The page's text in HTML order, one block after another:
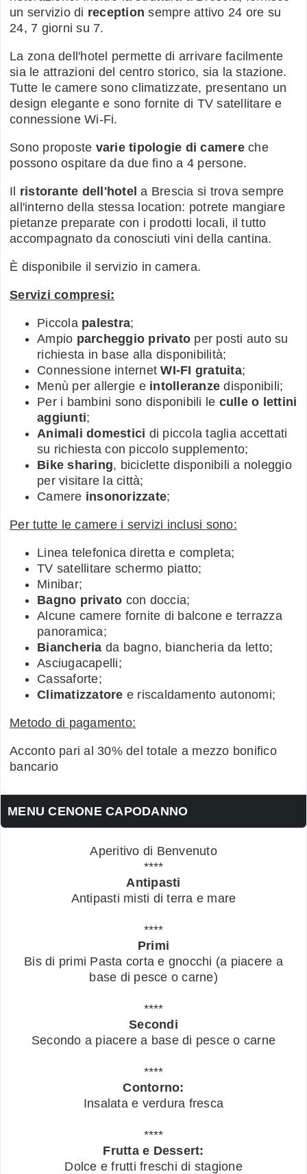
un servizio di reception sempre attivo 24 ore su
24, 7 giorni su 7.
La zona dell'hotel permette di arrivare facilmente
sia le attrazioni del centro storico, sia la stazione.
Tutte le camere sono climatizzate, presentano un
design elegante e sono fornite di TV satellitare e
connessione Wi-Fi.
Sono proposte varie tipologie di camereche
possono ospitare da due fino a 4 persone.
Il ristorante dell'hotel a Brescia si trova sempre
all'interno della stessa location: potrete mangiare
pietanze preparate con i prodotti locali, il tutto
accompagnato da conosciuti vini della cantina.
È disponibile il servizio in camera.
Servizi compresi:
Piccola palestra;
Ampio parcheggio privato per posti auto su
richiesta in base alla disponibilità;
Connessione internetWI-FI gratuita;
Menù per allergie e intolleranze disponibili;
Per i bambini sono disponibili le culle o lettini
aggiunti;
Animali domestici di piccola taglia accettati
su richiesta con piccolo supplemento;
Bike sharing, biciclette disponibili a noleggio
per visitare la città;
Camere insonorizzate;
Per tutte le camere i servizi inclusi sono:
Linea telefonica diretta e completa;
TV satellitare schermo piatto;
Minibar;
Bagno privato con doccia;
Alcune camere fornite di balcone e terrazza
panoramica;
Biancheria da bagno, biancheria da letto;
Asciugacapelli;
Cassaforte;
Climatizzatore e riscaldamento autonomi;
Metodo di pagamento:
Acconto pari al 30% del totale a mezzo bonifico
bancario
MENU CENONE CAPODANNO
Aperitivo di Benvenuto
****
Antipasti
Antipasti misti di terra e mare
****
Primi
Bis di primi Pasta corta e gnocchi (a piacere a
base di pesce o carne)
****
Secondi
Secondo a piacere a base di pesce o carne
****
Contorno:
Insalata e verdura fresca
****
Frutta e Dessert:
Dolce e frutti freschi di stagione